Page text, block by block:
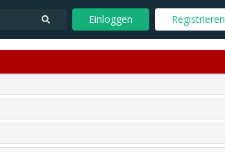
Einloggen Registrieren